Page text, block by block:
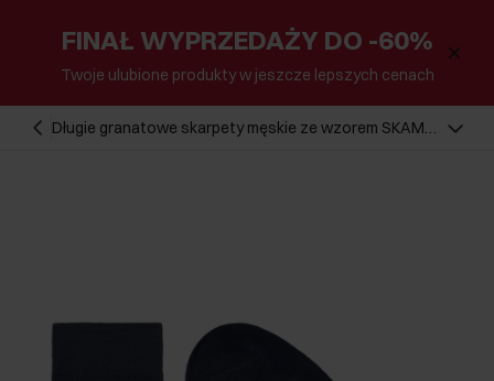
FINAŁ WYPRZEDAŻY DO -60%
Twoje ulubione produkty w jeszcze lepszych cenach
Długie granatowe skarpety męskie ze wzorem SKAMT-